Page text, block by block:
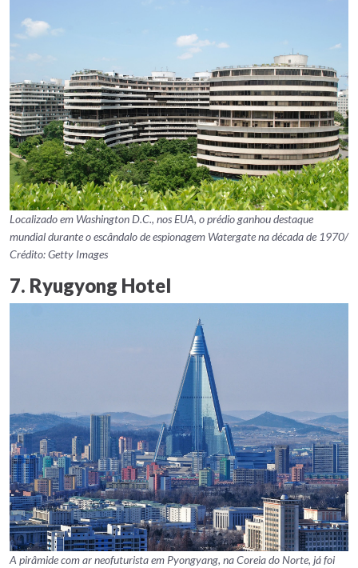
Localizado em Washington D.C., nos EUA, o prédio ganhou destaque
mundial durante o escândalo de espionagem Watergate na década de 1970/
Crédito: Getty Images
7. Ryugyong Hotel
A pirâmide com ar neofuturista em Pyongyang, na Coreia do Norte, já foi